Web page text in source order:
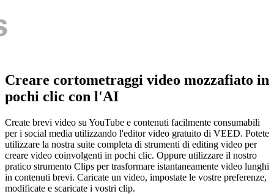
Creare cortometraggi video mozzafiato in
pochi clic con l'AI
Create brevi video su YouTube e contenuti facilmente consumabili
per i social media utilizzando l'editor video gratuito di VEED. Potete
utilizzare la nostra suite completa di strumenti di editing video per
creare video coinvolgenti in pochi clic. Oppure utilizzare il nostro
pratico strumento Clips per trasformare istantaneamente video lunghi
in contenuti brevi. Caricate un video, impostate le vostre preferenze,
modificate e scaricate i vostri clip.